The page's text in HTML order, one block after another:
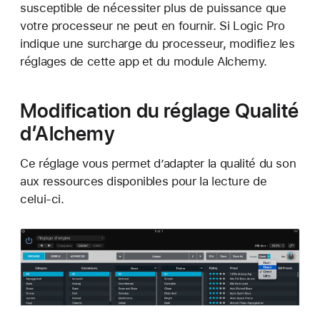
susceptible de nécessiter plus de puissance que
votre processeur ne peut en fournir. Si Logic Pro
indique une surcharge du processeur, modifiez les
réglages de cette app et du module Alchemy.
Modification du réglage Qualité
d’Alchemy
Ce réglage vous permet d’adapter la qualité du son
aux ressources disponibles pour la lecture de
celui-ci.